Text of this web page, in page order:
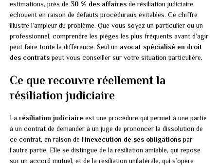
estimations, près de 30 % des affaires de résiliation judiciaire
échouent en raison de défauts procéduraux évitables. Ce chiffre
illustre l’ampleur du problème. Que vous soyez un particulier ou un
professionnel, comprendre les pièges les plus fréquents avant d’agir
peut faire toute la différence. Seul un avocat spécialisé en droit
des contratspeut vous conseiller sur votre situation particulière.
Ce que recouvre réellement la
résiliation judiciaire
La résiliation judiciaire est une procédure qui permet à une partie
à un contrat de demander à un juge de prononcer la dissolution de
ce contrat, en raison de l’inexécution de ses obligationspar
l’autre partie. Elle se distingue de la résiliation amiable, qui repose
sur un accord mutuel, et de la résiliation unilatérale, qui s’opère